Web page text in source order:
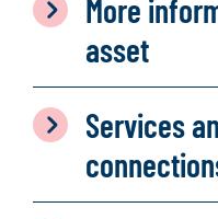
More
asset
Services